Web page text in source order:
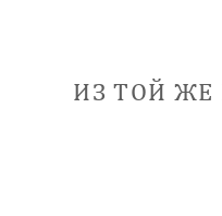
ИЗ ТОЙ ЖЕ